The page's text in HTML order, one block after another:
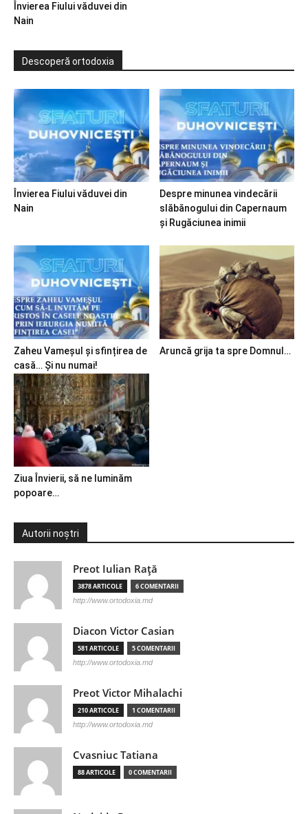
Învierea Fiului văduvei din
Nain
Descoperă ortodoxia
Învierea Fiului văduvei din
Nain
Despre minunea vindecării
slăbănogului din Capernaum
și Rugăciunea inimii
Zaheu Vameșul și sfințirea de
casă… Și nu numai!
Aruncă grija ta spre Domnul…
Ziua Învierii, să ne luminăm
popoare…
Autorii noștri
Preot Iulian Raţă
3878 ARTICOLE 6 COMENTARII
http://www.ortodoxia.md
Diacon Victor Casian
581 ARTICOLE 5 COMENTARII
http://www.ortodoxia.md
Preot Victor Mihalachi
210 ARTICOLE 1 COMENTARII
http://www.ortodoxia.md
Cvasniuc Tatiana
88 ARTICOLE 0 COMENTARII